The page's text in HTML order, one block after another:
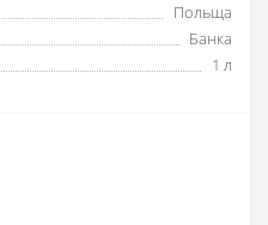
Польща
Банка
1 л